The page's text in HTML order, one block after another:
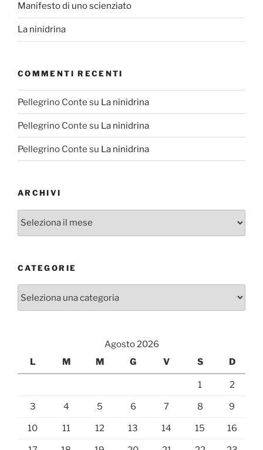
Manifesto di uno scienziato
La ninidrina
COMMENTI RECENTI
Pellegrino Conte su La ninidrina
Pellegrino Conte su La ninidrina
Pellegrino Conte su La ninidrina
ARCHIVI
Archivi
CATEGORIE
Agosto 2026
L
M M G V S D
1 2
3 4 5 6 7 8 9
10 11 12 13 14 15 16